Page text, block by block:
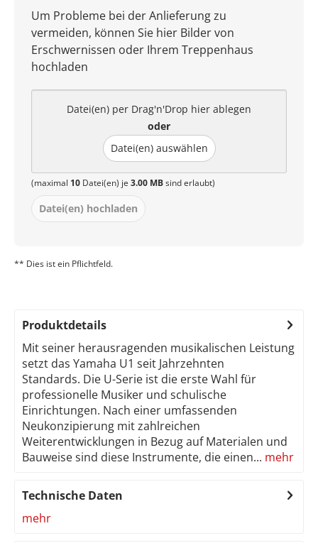
Um Probleme bei der Anlieferung zu
vermeiden, können Sie hier Bilder von
Erschwernissen oder Ihrem Treppenhaus
hochladen
Datei(en) per Drag'n'Drop hier ablegen
oder
Datei(en) auswählen
(maximal 10 Datei(en) je 3.00 MBsind erlaubt)
Datei(en) hochladen
** Dies ist ein Pflichtfeld.
Produktdetails
Mit seiner herausragenden musikalischen Leistung
setzt das Yamaha U1 seit Jahrzehnten
Standards. Die U-Serie ist die erste Wahl für
professionelle Musiker und schulische
Einrichtungen. Nach einer umfassenden
Neukonzipierung mit zahlreichen
Weiterentwicklungen in Bezug auf Materialen und
Bauweise sind diese Instrumente, die einen... mehr
Technische Daten
mehr